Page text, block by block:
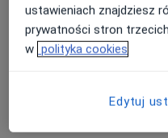
Bezpieczne płatności
mgr Nela
Więcej
ustawieniach znajdziesz
prywatności stron
w polityka cookies
Edytuj